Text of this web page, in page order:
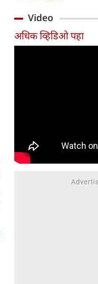
दानधर्म
पालन
Video
अधिक व्हिडिओ पहा